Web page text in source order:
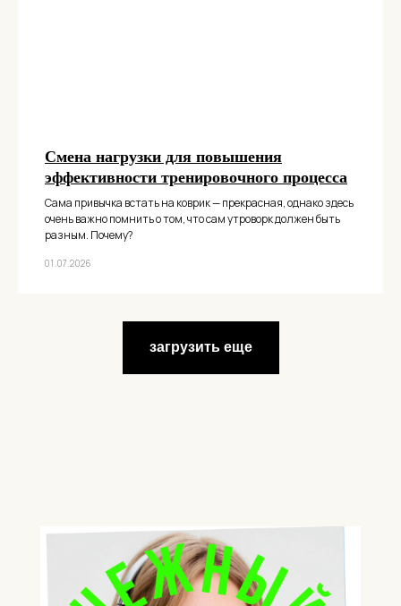
Смена нагрузки для повышения
эффективности тренировочного процесса
Сама привычка встать на коврик — прекрасная, однако здесь
очень важно помнить о том, что сам утроворк должен быть
разным. Почему?
01.07.2026
загрузить еще